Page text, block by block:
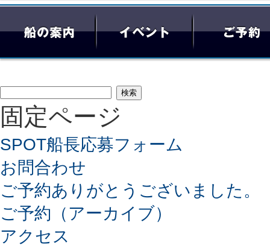
検
索:
固定ページ
SPOT船長応募フォーム
お問合わせ
ご予約ありがとうございました。
ご予約（アーカイブ）
アクセス